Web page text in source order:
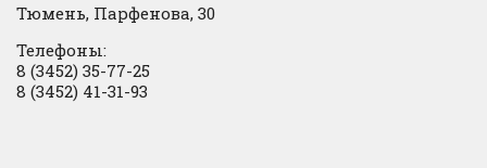
Тюмень, Парфенова, 30
Телефоны:
8 (3452) 35-77-25
8 (3452) 41-31-93